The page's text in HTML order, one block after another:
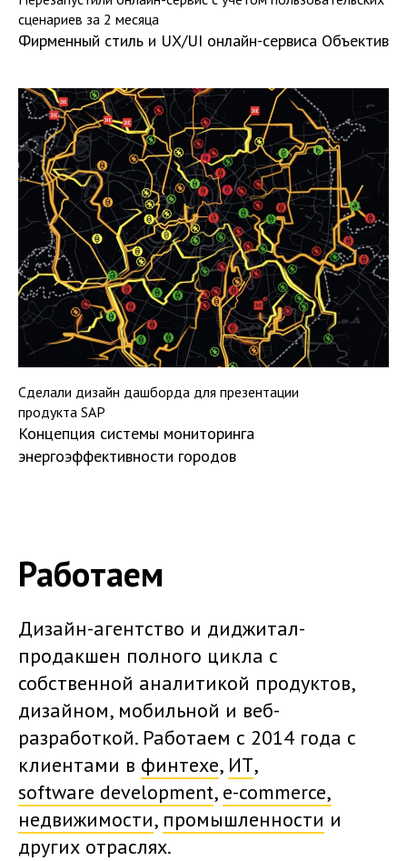
сценариев за 2 месяца
Фирменный стиль и UX/UI онлайн-сервиса Объектив
Сделали дизайн дашборда для презентации
продукта SAP
Концепция системы мониторинга
энергоэффективности городов
Работаем
Дизайн-агентство и диджитал-
продакшен полного цикла с
собственной аналитикой продуктов,
дизайном, мобильной и веб-
разработкой. Работаем с 2014 года с
клиентами в финтехе, ИТ,
software development, e-commerce,
недвижимости, промышленности и
других отраслях.